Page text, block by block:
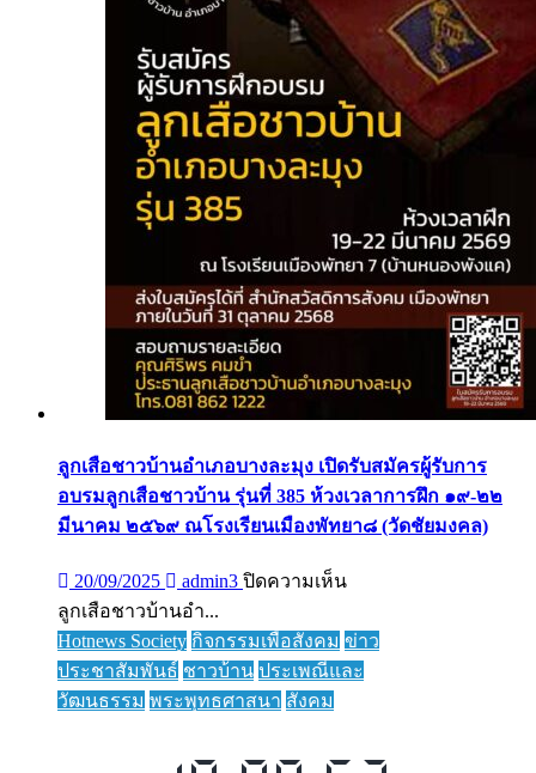
ลูกเสือชาวบ้านอำเภอบางละมุง เปิดรับสมัครผู้รับการ
อบรมลูกเสือชาวบ้าน รุ่นที่ 385 ห้วงเวลาการฝึก ๑๙-๒๒
มีนาคม ๒๕๖๙ ณโรงเรียนเมืองพัทยา๘ (วัดชัยมงคล)
20/09/2025 admin3 ปิดความเห็นบน
เสือ
ชาว
บางละมุง
ลูกเสือชาวบ้านอำ...
Hotnews Society กิจกรรมเพื่อสังคม ข่าว
ประชาสัมพันธ์ ชาวบ้าน ประเพณีและ
วัฒนธรรม พระพุทธศาสนา สังคม